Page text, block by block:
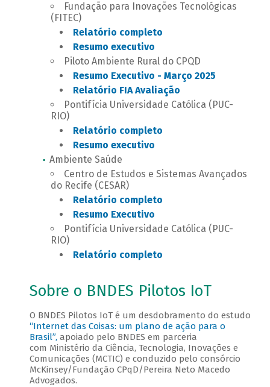
Fundação para Inovações Tecnológicas
(FITEC)
Relatório completo
Resumo executivo
Piloto Ambiente Rural do CPQD
Resumo Executivo - Março 2025
Relatório FIA Avaliação
Pontifícia Universidade Católica (PUC-
RIO)
Relatório completo
Resumo executivo
Ambiente Saúde
Centro de Estudos e Sistemas Avançados
do Recife (CESAR)
Relatório completo
Resumo Executivo
Pontifícia Universidade Católica (PUC-
RIO)
Relatório completo
Sobre o BNDES Pilotos IoT
O BNDES Pilotos IoT é um desdobramento do estudo
“Internet das Coisas: um plano de ação para o
Brasil”, apoiado pelo BNDES em parceria
com Ministério da Ciência, Tecnologia, Inovações e
Comunicações (MCTIC) e conduzido pelo consórcio
McKinsey/Fundação CPqD/Pereira Neto Macedo
Advogados.